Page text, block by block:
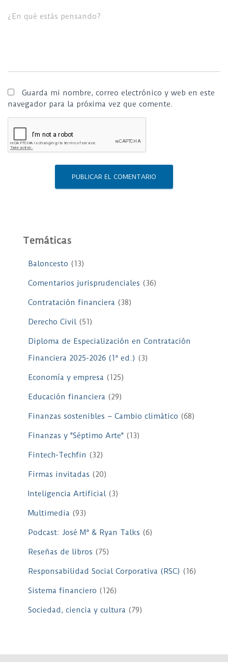
¿En qué estás pensando?
Guarda mi nombre, correo electrónico y web en este
navegador para la próxima vez que comente.
Temáticas
Baloncesto (13)
Comentarios jurisprudenciales (36)
Contratación financiera (38)
Derecho Civil(51)
Diploma de Especialización en Contratación
Financiera 2025-2026 (1ª ed.) (3)
Economía y empresa (125)
Educación financiera (29)
Finanzas sostenibles – Cambio climático (68)
Finanzas y "Séptimo Arte" (13)
Fintech-Techfin (32)
Firmas invitadas (20)
Inteligencia Artificial(3)
Multimedia (93)
Podcast: José Mª & Ryan Talks (6)
Reseñas de libros (75)
Responsabilidad Social Corporativa (RSC) (16)
Sistema financiero (126)
Sociedad, ciencia y cultura (79)